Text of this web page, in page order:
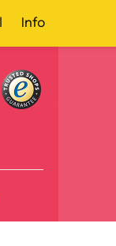
Info